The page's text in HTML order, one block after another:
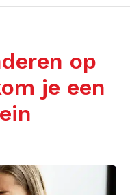
op
je een